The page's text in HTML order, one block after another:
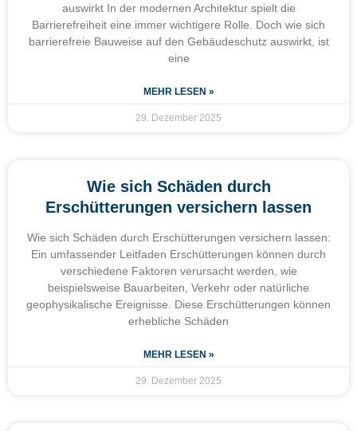
auswirkt In der modernen Architektur spielt die
Barrierefreiheit eine immer wichtigere Rolle. Doch wie sich
barrierefreie Bauweise auf den Gebäudeschutz auswirkt, ist
eine
MEHR LESEN »
29. Dezember 2025
Wie sich Schäden durch
Erschütterungen versichern lassen
Wie sich Schäden durch Erschütterungen versichern lassen:
Ein umfassender Leitfaden Erschütterungen können durch
verschiedene Faktoren verursacht werden, wie
beispielsweise Bauarbeiten, Verkehr oder natürliche
geophysikalische Ereignisse. Diese Erschütterungen können
erhebliche Schäden
MEHR LESEN »
29. Dezember 2025